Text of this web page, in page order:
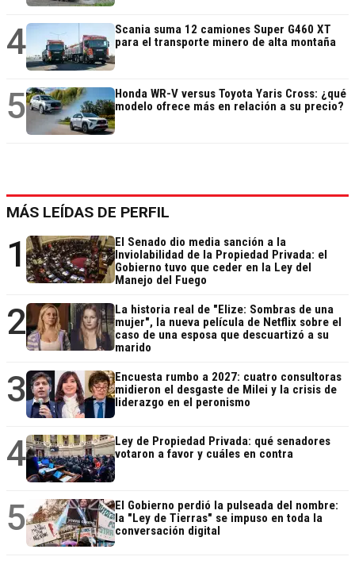
4
Scania suma 12 camiones Super G460 XT
para el transporte minero de alta montaña
5
Honda WR-V versus Toyota Yaris Cross: ¿qué
modelo ofrece más en relación a su precio?
MÁS LEÍDAS DE PERFIL
1
El Senado dio media sanción a la
Inviolabilidad de la Propiedad Privada: el
Gobierno tuvo que ceder en la Ley del
Manejo del Fuego
2
La historia real de "Elize: Sombras de una
mujer", la nueva película de Netflix sobre el
caso de una esposa que descuartizó a su
marido
3
Encuesta rumbo a 2027: cuatro consultoras
midieron el desgaste de Milei y la crisis de
liderazgo en el peronismo
4
Ley de Propiedad Privada: qué senadores
votaron a favor y cuáles en contra
5
El Gobierno perdió la pulseada del nombre:
la "Ley de Tierras" se impuso en toda la
conversación digital